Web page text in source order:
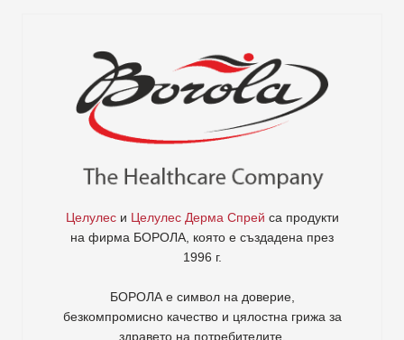
Целулеси Целулес Дерма Спрей са продукти
на фирма БОРОЛА , която е създадена през
1996 г.
БОРОЛА е символ на доверие,
безкомпромисно качество и цялостна грижа за
здравето на потребителите.